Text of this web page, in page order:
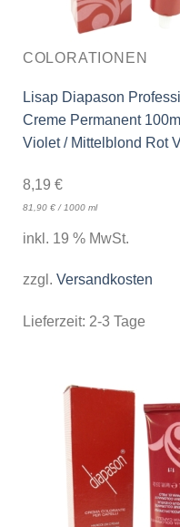
COLORATIONEN
Lisap Diapason
Creme Permanent
Violet / Mittelblond Rot
8,19 €
81,90 €/ 1000 ml
inkl. 19 % MwSt.
zzgl. Versandkosten
Lieferzeit: 2-3 Tage